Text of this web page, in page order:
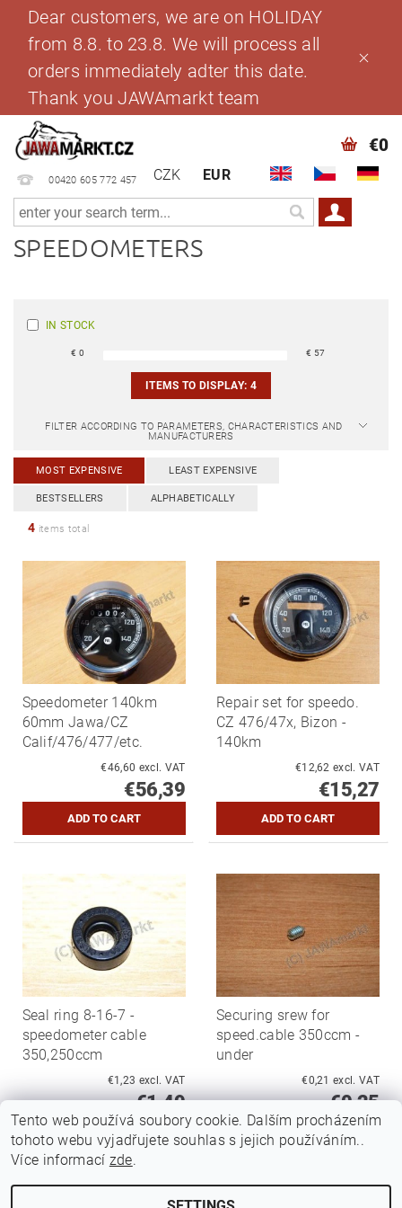
Dear customers, we are on HOLIDAY
from 8.8. to 23.8. We will process all
orders immediately adter this date.
Thank you JAWAmarkt team
00420 605 772 457 CZK EUR
€0
SPEEDOMETERS
IN STOCK
€0 € 57
ITEMS TO DISPLAY: 4
FILTER ACCORDING TO PARAMETERS, CHARACTERISTICS AND
MANUFACTURERS
MOST EXPENSIVE LEAST EXPENSIVE
BESTSELLERS ALPHABETICALLY
4 items total
Speedometer 140km
60mm Jawa/CZ
Calif/476/477/etc.
€46,60 excl. VAT
€56,39
Repair set for speedo.
CZ 476/47x, Bizon -
140km
€12,62 excl. VAT
€15,27
Seal ring 8-16-7 -
speedometer cable
350,250ccm
€1,23 excl. VAT
€1,49
Securing srew for
speed.cable 350ccm -
under
€0,21 excl. VAT
€0,25
Tento web používá soubory cookie. Dalším procházením
tohoto webu vyjadřujete souhlas s jejich používáním..
Více informací zde.